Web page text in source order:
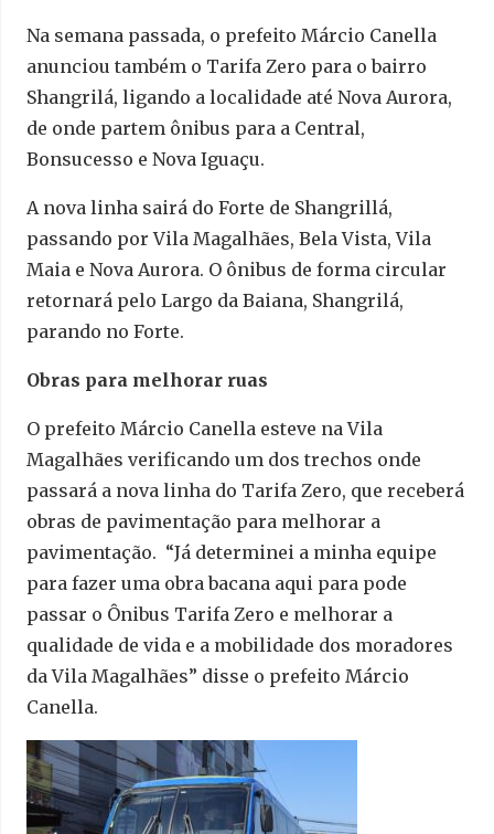
Na semana passada, o prefeito Márcio Canella
anunciou também o Tarifa Zero para o bairro
Shangrilá, ligando a localidade até Nova Aurora,
de onde partem ônibus para a Central,
Bonsucesso e Nova Iguaçu.
A nova linha sairá do Forte de Shangrillá,
passando por Vila Magalhães, Bela Vista, Vila
Maia e Nova Aurora. O ônibus de forma circular
retornará pelo Largo da Baiana, Shangrilá,
parando no Forte.
Obras para melhorar ruas
O prefeito Márcio Canella esteve na Vila
Magalhães verificando um dos trechos onde
passará a nova linha do Tarifa Zero, que receberá
obras de pavimentação para melhorar a
pavimentação. “Já determinei a minha equipe
para fazer uma obra bacana aqui para pode
passar o Ônibus Tarifa Zero e melhorar a
qualidade de vida e a mobilidade dos moradores
da Vila Magalhães” disse o prefeito Márcio
Canella.